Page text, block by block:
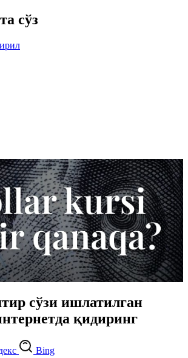
сўз
сўзи ишлатилган
қидиринг
Bing